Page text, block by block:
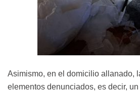
Asimismo, en el domicilio allanado,
elementos denunciados, es decir,